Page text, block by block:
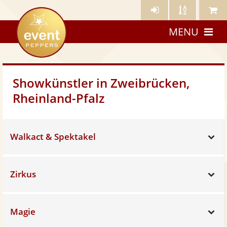
Künstler- Künstler Meine
eventpeppers
MENU
Showkünstler in Zweibrücken,
Rheinland-Pfalz
Walkact & Spektakel
Zirkus
Magie